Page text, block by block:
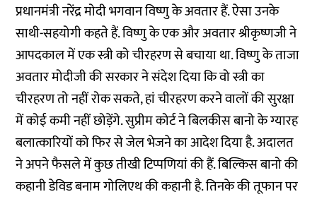
प्रधानमंत्री नरेंद्र मोदी भगवान विष्णु के अवतार हैं. ऐसा उनके
साथी-सहयोगी कहते हैं. विष्णु के एक और अवतार श्रीकृष्णजी ने
आपदकाल में एक स्त्री को चीरहरण से बचाया था. विष्णु के ताजा
अवतार मोदीजी की सरकार ने संदेश दिया कि वो स्त्री का
चीरहरण तो नहीं रोक सकते, हां चीरहरण करने वालों की सुरक्षा
में कोई कमी नहीं छोड़ेंगे. सुप्रीम कोर्ट ने बिलकीस बानो के ग्यारह
बलात्कारियों को फिर से जेल भेजने का आदेश दिया है. अदालत
ने अपने फैसले में कुछ तीखी टिप्पणियां की हैं. बिल्किस बानो की
कहानी डेविड बनाम गोलिएथ की कहानी है. तिनके की तूफान पर